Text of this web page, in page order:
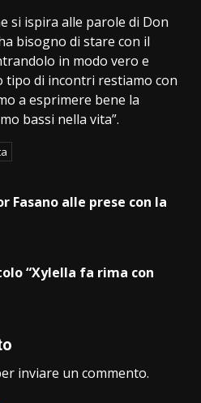
si ispira alle parole di Don
bisogno di stare con il
in modo vero e
tipo di incontri restiamo con
a esprimere bene la
bassi nella vita”.
Fasano alle prese con la
“Xylella fa rima con
inviare un commento.